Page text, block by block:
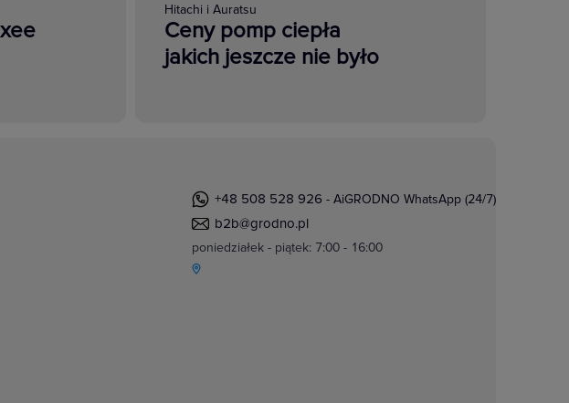
Hitachi i Auratsu
Ceny pomp ciepła
jakich jeszcze nie było
+48 508 528 926 - AiGRODNO WhatsApp (24/7)
b2b@grodno.pl
poniedziałek - piątek: 7:00 - 16:00